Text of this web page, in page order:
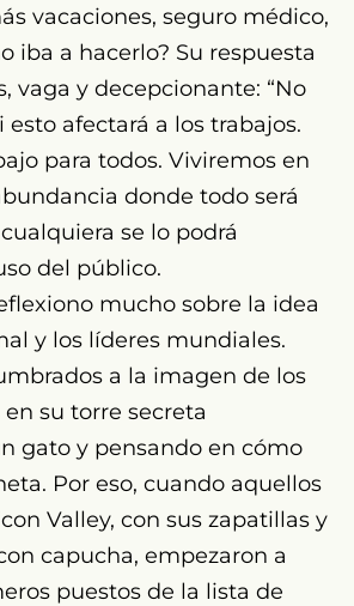
vacaciones, seguro médico,
iba a hacerlo? Su respuesta
vaga y decepcionante: “No
esto afectará a los trabajos.
para todos. Viviremos en
donde todo será
se lo podrá
del público.
mucho sobre la idea
y los líderes mundiales.
a la imagen de los
su torre secreta
gato y pensando en cómo
Por eso, cuando aquellos
Valley, con sus zapatillas y
capucha, empezaron a
puestos de la lista de